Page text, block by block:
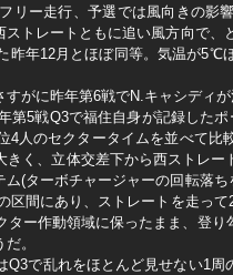
リー走行、予選では風向きの
トレートともに追い風方向で
年12月とほぼ同等。気温が5℃
がに昨年第6戦でN.キャシディ
第5戦Q3で福住自身が記録した
人のセクタータイムを並べて
く、立体交差下から西ストレ
(ターボチャージャーの回転落
間にあり、ストレートを走っ
ー作動領域に保ったまま、登
。
で乱れをほとんど見せない1